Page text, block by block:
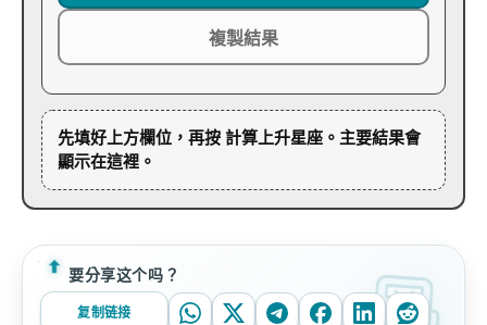
複製結果
先填好上方欄位，再按 計算上升星座 。主要結果會
顯示在這裡。
要分享这个吗？
复制链接